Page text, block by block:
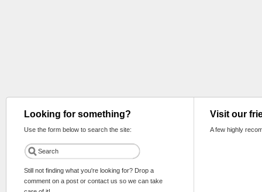
Looking for something?
Use the form below to search the site:
Still not finding what you're looking for? Drop a
comment on a post or contact us so we can take
Visit our
A few highly